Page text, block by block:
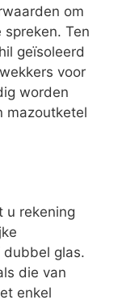
om
Ten
geïsoleerd
voor
worden
mazoutketel
u rekening
glas.
die van
enkel